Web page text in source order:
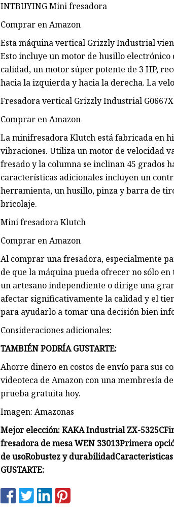
INTBUYING Mini fresadora
Comprar en Amazon
Esta máquina vertical Grizzly Industrial
Esto incluye un motor de husillo
calidad, un motor súper potente de 3 HP,
hacia la izquierda y hacia la derecha. La
Fresadora vertical Grizzly Industrial G0667X
Comprar en Amazon
La minifresadora Klutch está fabricada en
vibraciones. Utiliza un motor de velocidad
fresado y la columna se inclinan 45 grados
características adicionales incluyen un
herramienta, un husillo, pinza y barra de
bricolaje.
Mini fresadora Klutch
Comprar en Amazon
Al comprar una fresadora, especialmente
de que la máquina pueda ofrecer no sólo
un artesano independiente o dirige una
afectar significativamente la calidad y el
para ayudarlo a tomar una decisión bien
Consideraciones adicionales:
TAMBIÉN PODRÍA GUSTARTE:
Ahorre dinero en costos de envío para sus
videoteca de Amazon con una membresía
prueba gratuita hoy.
Imagen: Amazonas
Mejor elección: KAKA Industrial ZX-5325C
fresadora de mesa WEN 33013Primera
de usoRobustez y durabilidad
GUSTARTE: